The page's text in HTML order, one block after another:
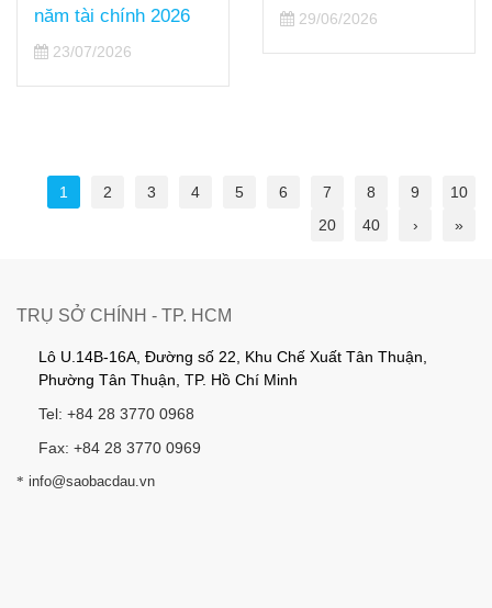
năm tài chính 2026
23/07/2026
29/06/2026
1 2 3 4 5 6 7 8 9
10
20
40 › »
TRỤ SỞ CHÍNH - TP. HCM
Lô U.14B-16A, Đường số 22, Khu Chế Xuất Tân Thuận,
Phường Tân Thuận, TP. Hồ Chí Minh
Tel: +84 28 3770 0968
Fax: +84 28 3770 0969
* info@saobacdau.vn